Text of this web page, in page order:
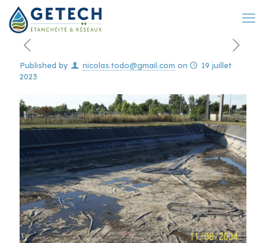
Published by nicolas.todo@gmail.com on
19 juillet
2023